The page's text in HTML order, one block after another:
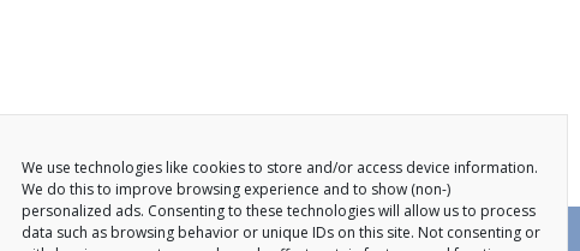
We use technologies like cookies to store and/or access device information.
We do this to improve browsing experience and to show (non-)
personalized ads. Consenting to these technologies will allow us to process
data such as browsing behavior or unique IDs on this site. Not consenting or